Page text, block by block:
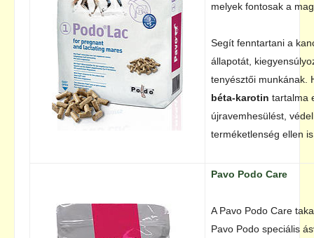
melyek fontosak a
Segít fenntartani a
állapotát,
tenyésztői munkának.
béta-karotin tartalma
újravemhesülést,
terméketlenség ellen
Pavo Podo Care
A Pavo Podo Care
Pavo Podo speciális